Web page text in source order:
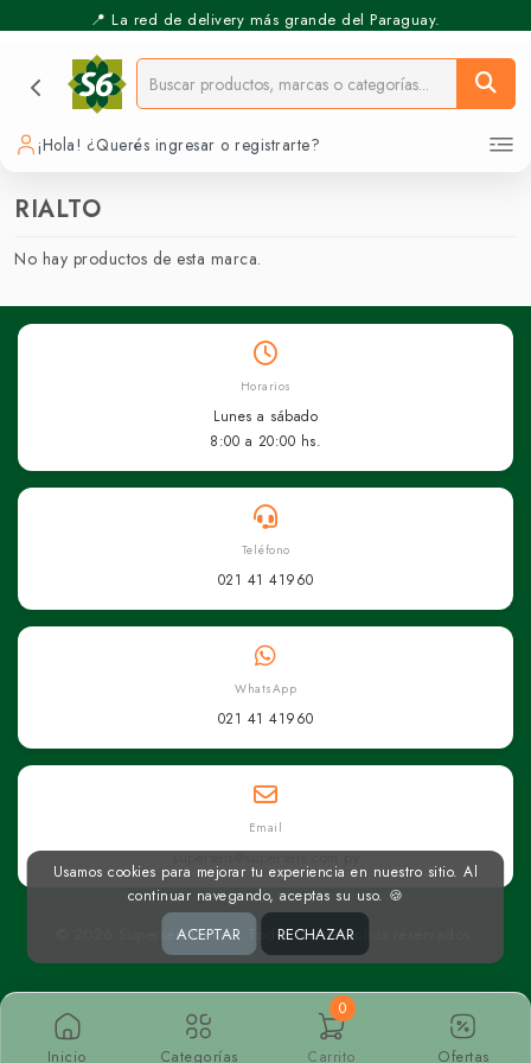
📍 La red de delivery más grande del Paraguay.
¡Hola! ¿Querés ingresar o registrarte?
RIALTO
No hay productos de esta marca.
Inicio Categorías
0
Carrito Ofertas
Horarios
Lunes a sábado
8:00 a 20:00 hs.
Teléfono
021 41 41960
WhatsApp
021 41 41960
Email
superseis@superseis.com.py
© 2026 Superseis Online. Todos los derechos reservados.
Usamos cookies para mejorar tu experiencia en nuestro sitio. Al
continuar navegando, aceptas su uso. 🍪
ACEPTAR RECHAZAR